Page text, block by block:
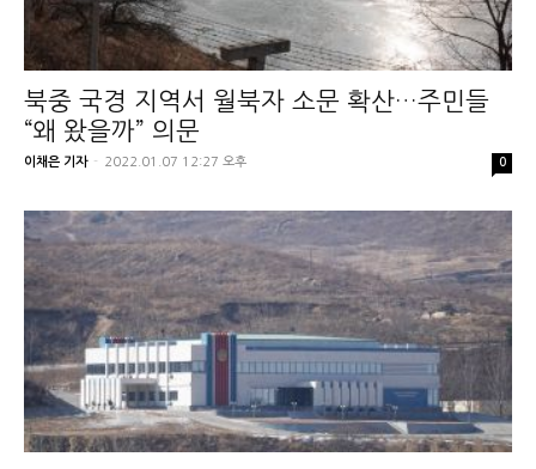
북중 국경 지역서 월북자 소문 확산…주민들
“왜 왔을까” 의문
이채은 기자 - 2022.01.07 12:27 오후 0